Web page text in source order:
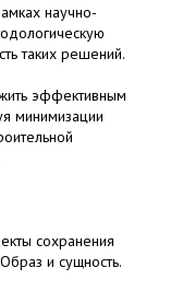
научно-
таких решений.
эффективным
минимизации
сохранения
и сущность.